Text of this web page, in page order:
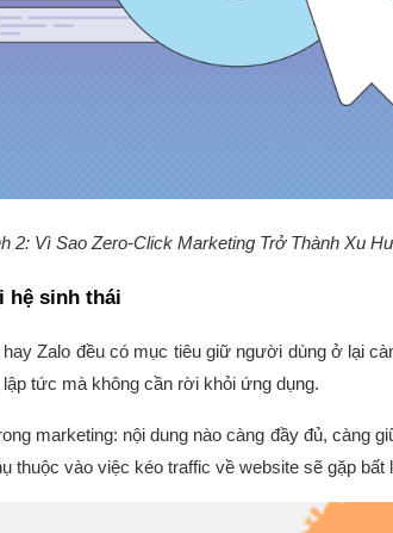
2: Vì Sao Zero-Click Marketing Trở Thành Xu
hệ sinh thái
Zalo đều có mục tiêu giữ người dùng ở lại
tức mà không cần rời khỏi ứng dụng.
marketing: nội dung nào càng đầy đủ, càng
thuộc vào việc kéo traffic về website sẽ gặp